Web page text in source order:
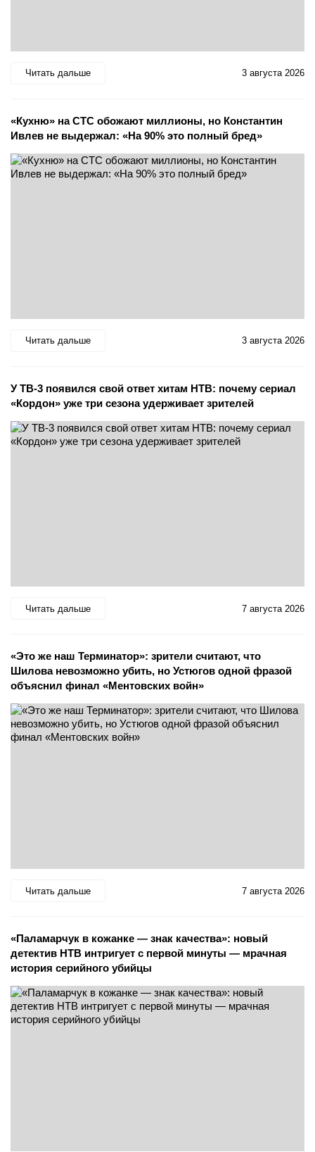
Читать дальше 3 августа 2026
«Кухню» на СТС обожают миллионы, но Константин
Ивлев не выдержал: «На 90% это полный бред»
Читать дальше 3 августа 2026
У ТВ-3 появился свой ответ хитам НТВ: почему сериал
«Кордон» уже три сезона удерживает зрителей
Читать дальше 7 августа 2026
«Это же наш Терминатор»: зрители считают, что
Шилова невозможно убить, но Устюгов одной фразой
объяснил финал «Ментовских войн»
Читать дальше 7 августа 2026
«Паламарчук в кожанке — знак качества»: новый
детектив НТВ интригует с первой минуты — мрачная
история серийного убийцы